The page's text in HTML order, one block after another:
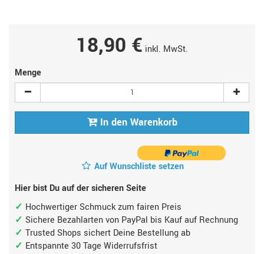
18,90 € inkl. MwSt.
Menge
In den Warenkorb
Auf Wunschliste setzen
Hier bist Du auf der sicheren Seite
Hochwertiger Schmuck zum fairen Preis
Sichere Bezahlarten von PayPal bis Kauf auf Rechnung
Trusted Shops sichert Deine Bestellung ab
Entspannte 30 Tage Widerrufsfrist